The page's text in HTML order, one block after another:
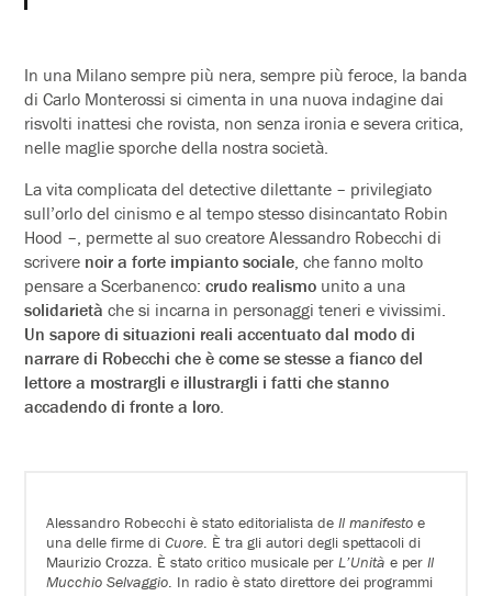
In una Milano sempre più nera, sempre più feroce, la banda
di Carlo Monterossi si cimenta in una nuova indagine dai
risvolti inattesi che rovista, non senza ironia e severa critica,
nelle maglie sporche della nostra società.
La vita complicata del detective dilettante – privilegiato
sull’orlo del cinismo e al tempo stesso disincantato Robin
Hood –, permette al suo creatore Alessandro Robecchi di
scrivere noir a forte impianto sociale , che fanno molto
pensare a Scerbanenco:crudo realismo unito a una
solidarietà che si incarna in personaggi teneri e vivissimi.
Un sapore di situazioni reali accentuato dal modo di
narrare di Robecchi che è come se stesse a fianco del
lettore a mostrargli e illustrargli i fatti che stanno
accadendo di fronte a loro
Alessandro Robecchi è stato editorialista deIl manifesto e
una delle firme diCuore . È tra gli autori degli spettacoli di
Maurizio Crozza. È stato critico musicale perL’Unità e perIl
Mucchio Selvaggio . In radio è stato direttore dei programmi